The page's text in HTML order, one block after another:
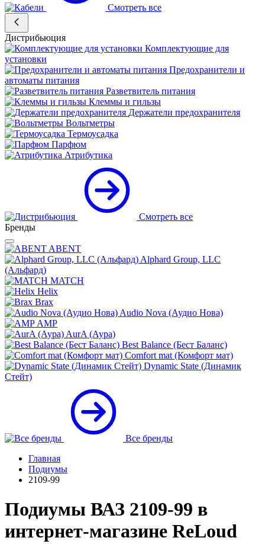
Смотреть все
Дистрибьюция
Комплектующие для
установки
Предохранители и
автоматы питания
Разветвитель питания
Клеммы и гильзы
Держатели предохранителя
Вольтметры
Термоусадка
Парфюм
Атрибутика
Смотреть все
Бренды
ABENT
Alphard Group, LLC
(Альфард)
MATCH
Helix
Brax
Audio Nova (Аудио Нова)
AMP
AurA (Аура)
Best Balance (Бест Баланс)
Comfort mat (Комфорт мат)
Dynamic State (Динамик
Стейт)
Все бренды
Главная
Подиумы
2109-99
Подиумы ВАЗ 2109-99 в
интернет-магазине ReLoud